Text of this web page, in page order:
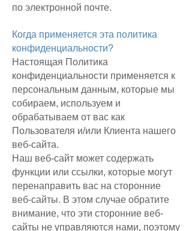
по электронной почте.
Когда применяется эта политика
конфиденциальности?
Настоящая Политика
конфиденциальности применяется к
персональным данным, которые мы
собираем, используем и
обрабатываем от вас как
Пользователя и/или Клиента нашего
веб-сайта.
Наш веб-сайт может содержать
функции или ссылки, которые могут
перенаправить вас на сторонние
веб-сайты. В этом случае обратите
внимание, что эти сторонние веб-
сайты не управляются нами, поэтому